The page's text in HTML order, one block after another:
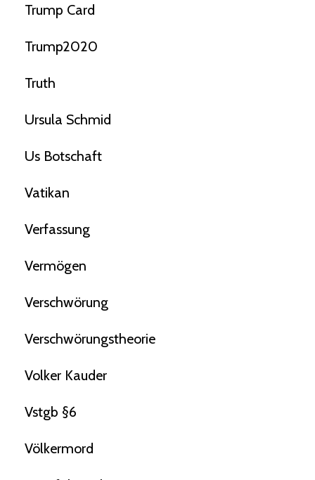
Trump Card
Trump2020
Truth
Ursula Schmid
Us Botschaft
Vatikan
Verfassung
Vermögen
Verschwörung
Verschwörungstheorie
Volker Kauder
Vstgb §6
Völkermord